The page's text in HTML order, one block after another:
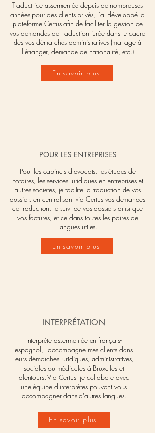
Traductrice assermentée depuis de nombreuses
années pour des clients privés, j'ai développé la
plateforme Certusafin de faciliter la gestion de
vos demandes de traduction jurée dans le cadre
des vos démarches administratives (mariage à
l'étranger, demande de nationalité, etc.)
En savoir plus
POUR LES ENTREPRISES
Pour les cabinets d'avocats, les études de
notaires, les services juridiques en entreprises et
autres sociétés, je facilite la traduction de vos
dossiers en centralisant via Certus vos demandes
de traduction, le suivi de vos dossiers ainsi que
vos factures, et ce dans toutes les paires de
langues utiles.
En savoir plus
INTERPRÉTATION
Interprète assermentée en français-
espagnol, j'accompagne mes clients dans
leurs démarches juridiques, administratives,
sociales ou médicales à Bruxelles et
alentours. Via Certus, je collabore avec
une équipe d'interprètes pouvant vous
accompagner dans d'autres langues.
En savoir plus